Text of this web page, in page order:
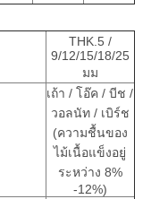
THK.5 /
9/12/15/18/25
มม
เถ้า / โอ๊ค / บีช /
วอลนัท / เบิร์ช
(ความชื้นของ
ไม้เนื้อแข็งอยู่
ระหว่าง 8%
-12%)